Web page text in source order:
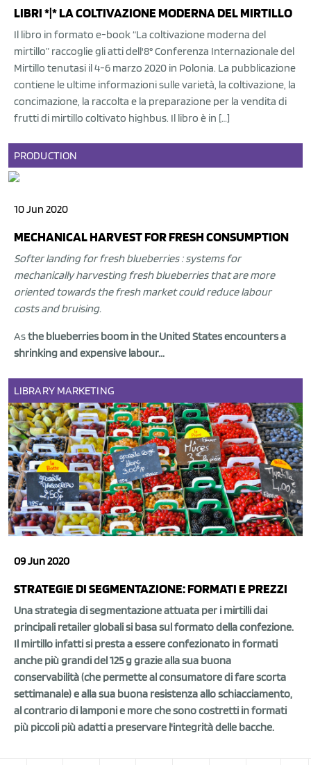
LIBRI *|* LA COLTIVAZIONE MODERNA DEL MIRTILLO
Il libro in formato e-book “La coltivazione moderna del
mirtillo” raccoglie gli atti dell'8° Conferenza Internazionale del
Mirtillo tenutasi il 4-6 marzo 2020 in Polonia. La pubblicazione
contiene le ultime informazioni sulle varietà, la coltivazione, la
concimazione, la raccolta e la preparazione per la vendita di
frutti di mirtillo coltivato highbus. Il libro è in […]
PRODUCTION
10 Jun 2020
MECHANICAL HARVEST FOR FRESH CONSUMPTION
Softer landing for fresh blueberries : systems for
mechanically harvesting fresh blueberries that are more
oriented towards the fresh market could reduce labour
costs and bruising.
Asthe blueberries boom in the United States encounters a
shrinking and expensive labour...
LIBRARY MARKETING
09 Jun 2020
STRATEGIE DI SEGMENTAZIONE: FORMATI E PREZZI
Una strategia di segmentazione attuata per i mirtilli dai
principali retailer globali si basa sul formato della confezione.
Il mirtillo infatti si presta a essere confezionato in formati
anche più grandi del 125 g grazie alla sua buona
conservabilità (che permette al consumatore di fare scorta
settimanale) e alla sua buona resistenza allo schiacciamento,
al contrario di lamponi e more che sono costretti in formati
più piccoli più adatti a preservare l'integrità delle bacche.